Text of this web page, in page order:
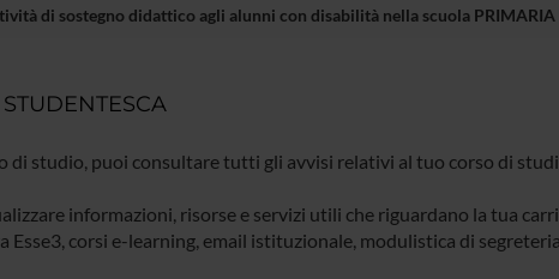
di sostegno didattico agli alunni con disabilità nella scuola PRIMARIA
di studio, puoi consultare tutti gli avvisi relativi al tuo corso di
informazioni, risorse e servizi utili che riguardano la tua
Esse3, corsi e-learning, email istituzionale, modulistica di